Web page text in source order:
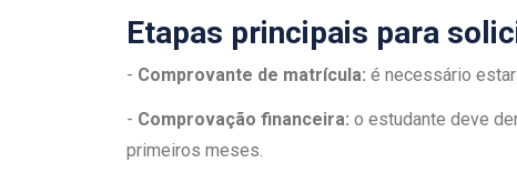
Etapas principais para
- Comprovante de matrícula: é necessário
- Comprovação financeira: o estudante deve
primeiros meses.